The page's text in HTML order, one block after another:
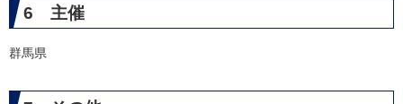
6 主催
群馬県